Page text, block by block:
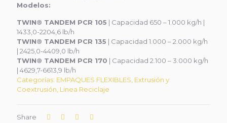
Modelos:
TWIN® TANDEM PCR 105 | Capacidad 650 – 1.000 kg/h |
1433,0-2204,6 lb/h
TWIN® TANDEM PCR 135 | Capacidad 1.000 – 2.000 kg/h
| 2425,0-4409,0 lb/h
TWIN® TANDEM PCR 170 | Capacidad 2.100 – 3.000 kg/h
| 4629,7-6613,9 lb/h
Categorías: EMPAQUES FLEXIBLES Extrusión y
Coextrusión Linea Reciclaje
Share